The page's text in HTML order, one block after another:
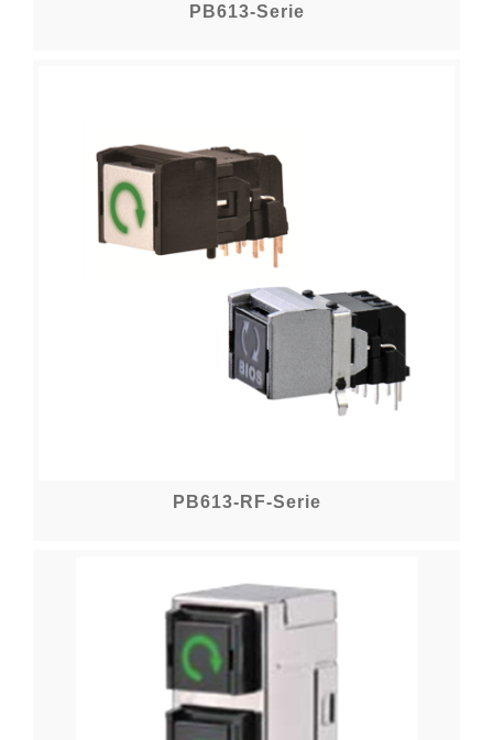
PB613-Serie
PB613-RF-Serie